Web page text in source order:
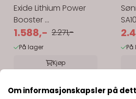
Exide Lithium Power
Booster ...
1.588,- 2.271,-
På lager
Kjøp
På
Om informasjonskapsler på